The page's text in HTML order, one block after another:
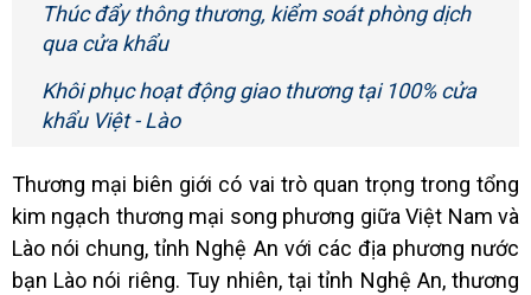
Thúc đẩy thông thương, kiểm soát phòng dịch
qua cửa khẩu
Khôi phục hoạt động giao thương tại 100% cửa
khẩu Việt - Lào
Thương mại biên giới có vai trò quan trọng trong tổng
kim ngạch thương mại song phương giữa Việt Nam và
Lào nói chung, tỉnh Nghệ An với các địa phương nước
bạn Lào nói riêng. Tuy nhiên, tại tỉnh Nghệ An, thương